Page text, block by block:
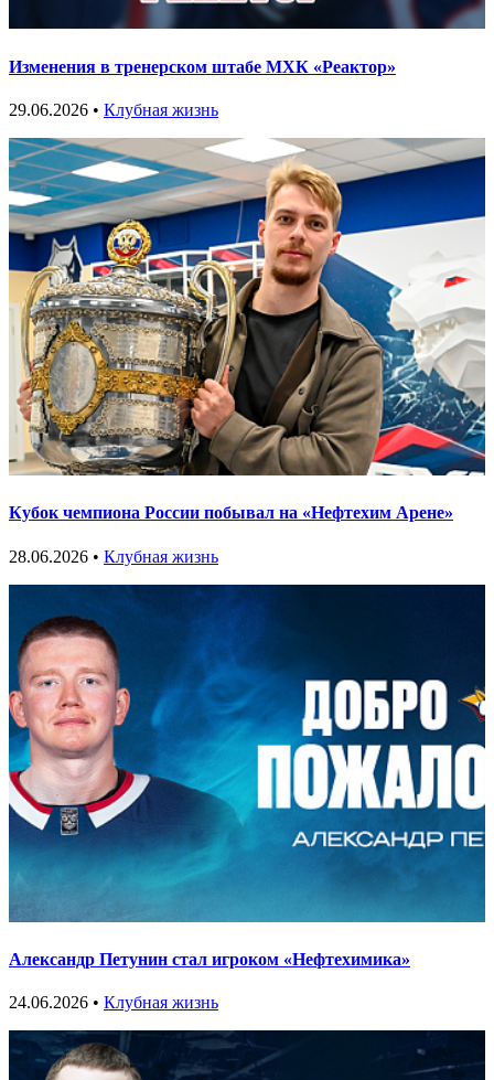
Изменения в тренерском штабе МХК «Реактор»
29.06.2026 • Клубная жизнь
Кубок чемпиона России побывал на «Нефтехим Арене»
28.06.2026 • Клубная жизнь
Александр Петунин стал игроком «Нефтехимика»
24.06.2026 • Клубная жизнь